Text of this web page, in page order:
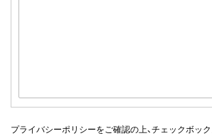
プライバシーポリシーをご確認の上、チェックボッ